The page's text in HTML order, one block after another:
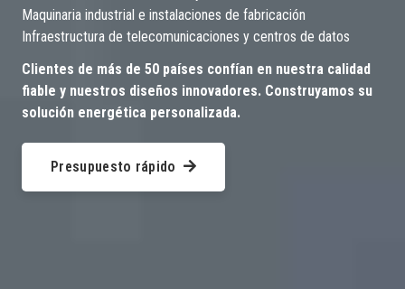
Maquinaria industrial e instalaciones de fabricación
Infraestructura de telecomunicaciones y centros de datos
Clientes de más de 50 países confían en nuestra calidad
fiable y nuestros diseños innovadores. Construyamos su
solución energética personalizada.
Presupuesto rápido